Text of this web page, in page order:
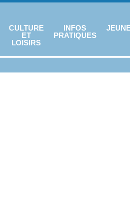
CULTURE
ET
LOISIRS
INFOS
PRATIQUES